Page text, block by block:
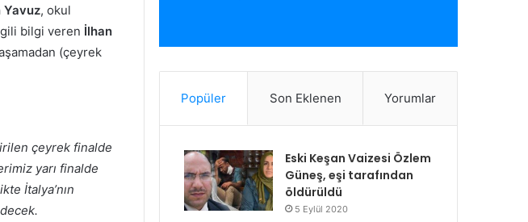
Yavuz, okul
bilgi veren İlhan
(çeyrek
çeyrek finalde
yarı finalde
İtalya’nın
Popüler Son Eklenen Yorumlar
Eski Keşan Vaizesi Özlem
Güneş, eşi tarafından
öldürüldü
5 Eylül 2020